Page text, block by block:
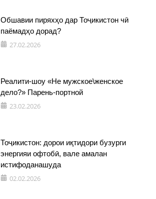
Обшавии пиряхҳо дар Тоҷикистон чӣ
паёмадҳо дорад?
27.02.2026
Реалити-шоу «Не мужское\женское
дело?» Парень-портной
23.02.2026
Тоҷикистон: дорои иқтидори бузурги
энергияи офтобӣ, вале амалан
истифоданашуда
02.02.2026